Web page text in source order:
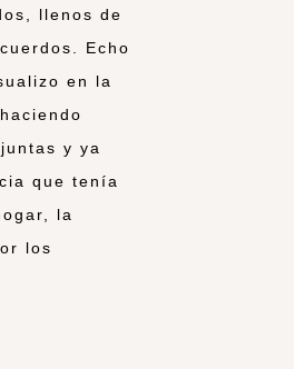
llenos de
Echo
en la
y ya
que tenía
la
los